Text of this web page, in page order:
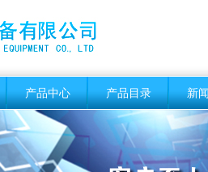
产品中心 产品目录 新